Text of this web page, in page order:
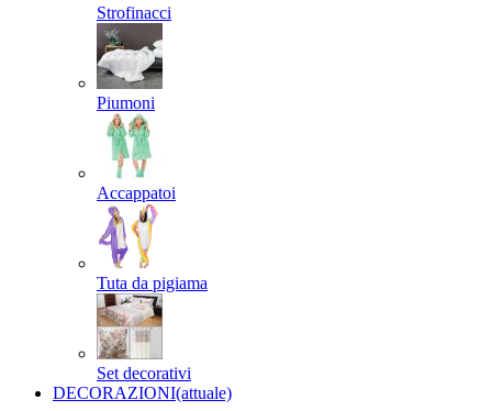
Strofinacci
Piumoni
Accappatoi
Tuta da pigiama
Set decorativi
DECORAZIONI(attuale)